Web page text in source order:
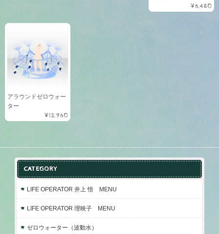
¥6,480
アラウンドゼロウォー
ター
¥12,960
CATEGORY
LIFE OPERATOR 井上 悟 MENU
LIFE OPERATOR 理映子 MENU
ゼロウォーター（波動水）